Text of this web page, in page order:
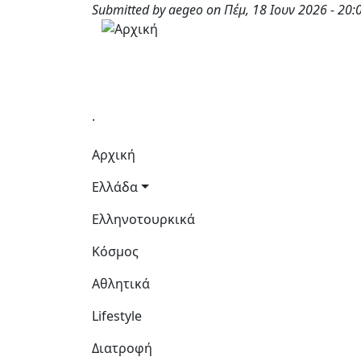
Παράκαμψη προς το κυρίως περιεχόμενο
Submitted byaegeoonΠέμ, 18 Ιουν 2026 -
.
Κεντρική πλοήγηση
Αρχική
Ελλάδα
Ελληνοτουρκικά
Κόσμος
Αθλητικά
Lifestyle
Διατροφή